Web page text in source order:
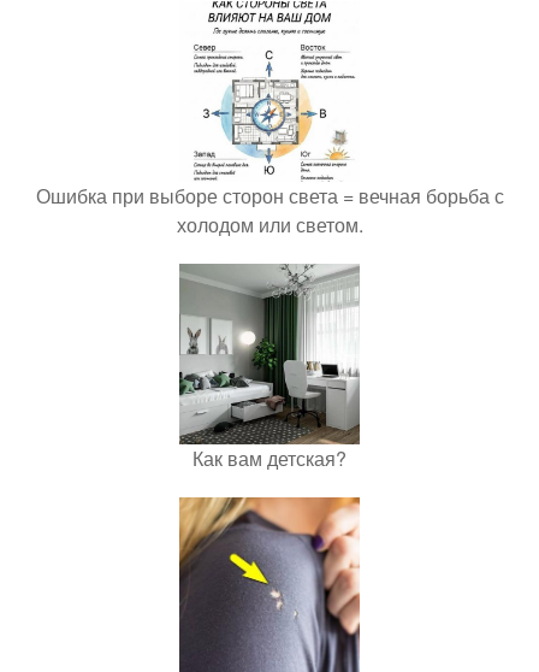
Ошибка при выборе сторон света = вечная борьба с
холодом или светом.
Как вам детская?